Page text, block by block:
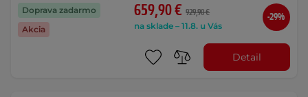
Doprava zadarmo
Akcia
659,90 € 929,90 €
na sklade – 11.8. u Vás
-29%
Detail